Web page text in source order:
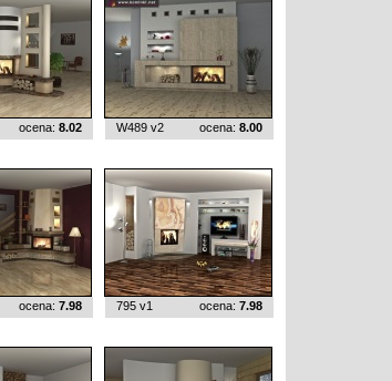
ocena: 8.02 W489 v2 ocena: 8.00
ocena: 7.98 795 v1 ocena: 7.98